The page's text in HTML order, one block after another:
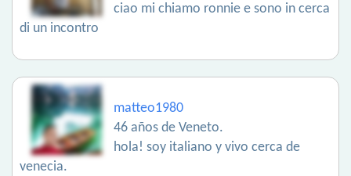
ciao mi chiamo ronnie e sono in cerca
di un incontro
matteo1980
46 años de Veneto.
hola! soy italiano y vivo cerca de
venecia.